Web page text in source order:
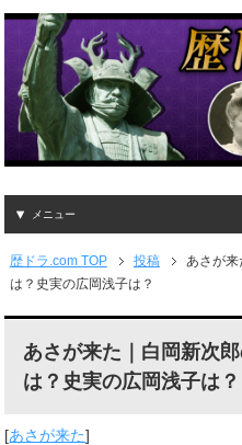
メニュー
歴ドラ.com TOP 投稿
あさが来
は？史実の広岡浅子は？
あさが来た｜白岡新次
は？史実の広岡浅子は？
[あさが来た]